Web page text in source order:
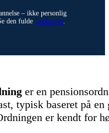
– ikke personlig
den fulde disclaimer.
er en
typisk baseret på
er kendt for